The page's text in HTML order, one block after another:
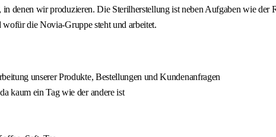
denen wir produzieren. Die Sterilherstellung ist neben Aufgaben wie
die Novia‑Gruppe steht und arbeitet.
unserer Produkte, Bestellungen und Kundenanfragen
kaum ein Tag wie der andere ist